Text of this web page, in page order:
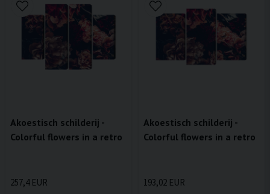
Akoestisch schilderij -
Colorful flowers in a retro
257,4 EUR
Akoestisch schilderij -
Colorful flowers in a retro
193,02 EUR